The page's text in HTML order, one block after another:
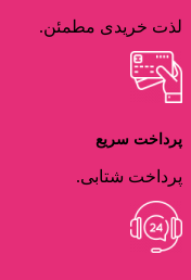
لذت خریدی مطمئن.
پرداخت سریع
پرداخت شتابی.